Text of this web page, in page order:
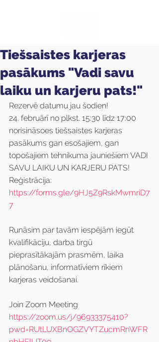
Tiešsaistes karjeras
pasākums "Vadi savu
laiku un karjeru pats!"
Rezervē datumu jau šodien!
24. februārī no plkst. 15:30 līdz 17:00
norisināsoes tiešsaistes karjeras
pasākums gan esošajiem, gan
topošajiem tehnikuma jauniešiem VADI
SAVU LAIKU UN KARJERU PATS!
Reģistrācija:
https://forms.gle/9HJ5Z9RskMwmriD7
7
Runāsim par tavām iespējām iegūt
kvalifikāciju, darba tirgū
pieprasītākajām prasmēm, laika
plānošanu, informatīviem rīkiem
karjeras veidošanai.
Join Zoom Meeting
https://zoom.us/j/96933375410?
pwd=RUtLUXBnOGZVYTZucmRnWFR